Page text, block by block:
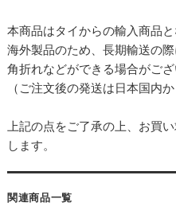
本商品はタイからの輸入商品と
海外製品のため、長期輸送の
角折れなどができる場合がござ
（ご注文後の発送は日本国内
上記の点をご了承の上、お買
します。
関連商品一覧